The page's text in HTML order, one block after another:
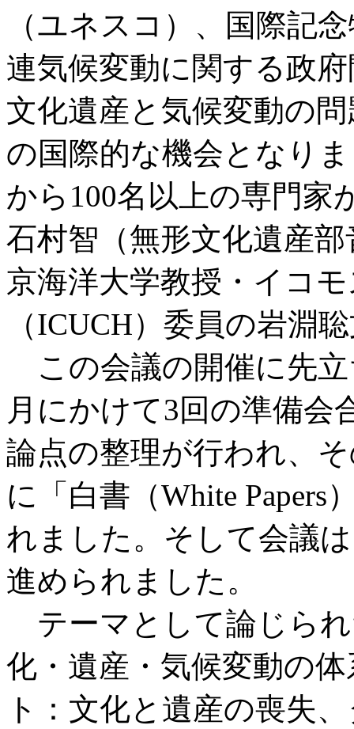
（ユネスコ）、国際記
連気候変動に関する政
文化遺産と気候変動の
の国際的な機会となり
から100名以上の専門家
石村智（無形文化遺産
京海洋大学教授・イコ
（ICUCH）委員の岩淵
この会議の開催に先立
月にかけて3回の準備会
論点の整理が行われ、
に「白書（White
れました。そして会議
進められました。
テーマとして論じら
化・遺産・気候変動の
ト：文化と遺産の喪失